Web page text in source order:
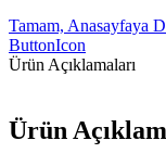
Tamam, Anasayfaya
ButtonIcon
Ürün Açıklamaları
Ürün